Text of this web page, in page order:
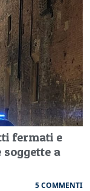
fermati e
a
5 COMMENTI